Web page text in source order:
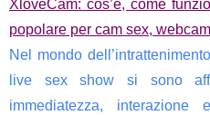
XloveCam: cos’è, come
popolare per cam sex,
Nel mondo
live sex show si sono
immediatezza,